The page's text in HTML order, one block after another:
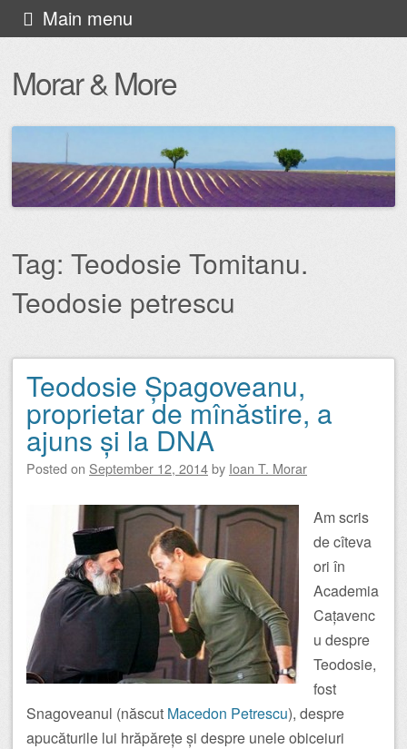
Morar & More
Main menu
Skip
to
content
Tag: Teodosie Tomitanu.
Teodosie petrescu
Post navigation
Teodosie Șpagoveanu,
proprietar de mînăstire, a
ajuns și la DNA
Posted on September 12, 2014by Ioan T. Morar
Am scris
de cîteva
ori în
Academia
Cațavenc
u despre
Teodosie,
fost
Snagoveanul (născut Macedon Petrescu), despre
apucăturile lui hrăpărețe și despre unele obiceiuri